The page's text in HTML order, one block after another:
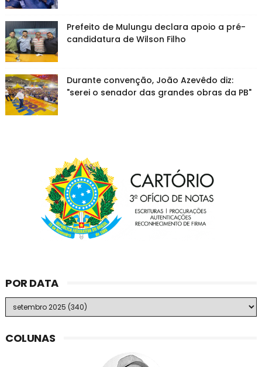
Prefeito de Mulungu declara apoio a pré-
candidatura de Wilson Filho
Durante convenção, João Azevêdo diz:
"serei o senador das grandes obras da PB"
POR DATA
COLUNAS